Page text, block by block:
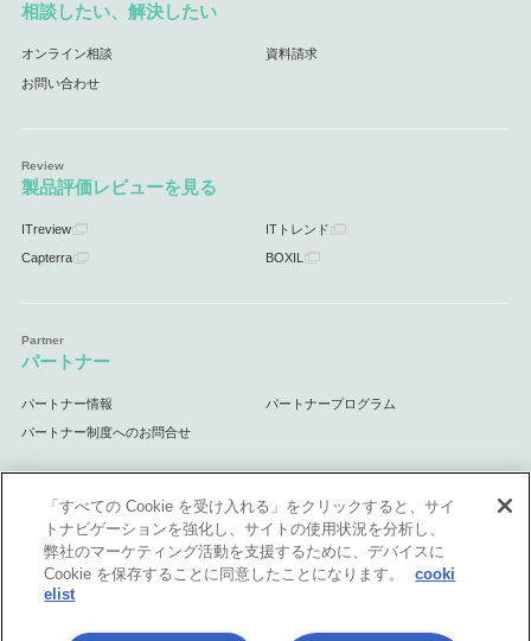
相談したい、解決したい
オンライン相談 資料請求
お問い合わせ
製品評価レビューを見る
ITreview ITトレンド
Capterra BOXIL
パートナー
パートナー情報 パートナープログラム
パートナー制度へのお問合せ
サポート
サポート情報
「すべての Cookie を受け入れる」をクリックすると、サイ
トナビゲーションを強化し、サイトの使用状況を分析し、
弊社のマーケティング活動を支援するために、デバイスに
Cookie を保存することに同意したことになります。
cooki
elist